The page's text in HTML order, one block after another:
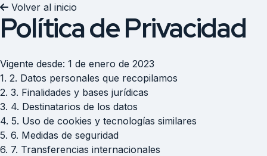
Volver al inicio
Política de Privacidad
Vigente desde: 1 de enero de 2023
1. 2. Datos personales que recopilamos
2. 3. Finalidades y bases jurídicas
3. 4. Destinatarios de los datos
4. 5. Uso de cookies y tecnologías similares
5. 6. Medidas de seguridad
6. 7. Transferencias internacionales